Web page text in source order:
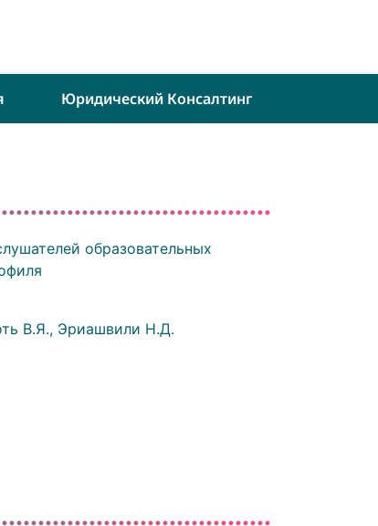
Юридический Консалтинг
образовательных
В.Я., Эриашвили Н.Д.